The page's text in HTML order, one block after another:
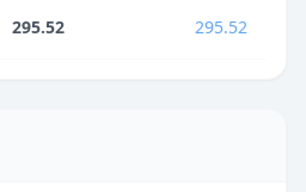
295.52 295.52